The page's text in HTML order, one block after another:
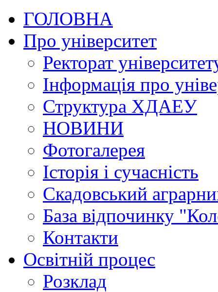
ГОЛОВНА
Про університет
Ректорат
Інформація про
Структура ХДАЕУ
НОВИНИ
Фотогалерея
Історія і сучасність
Скадовський
База відпочинку
Контакти
Освітній процес
Розклад